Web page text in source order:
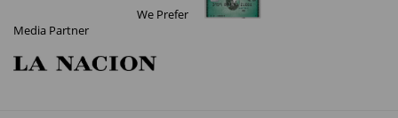
We Prefer
Media Partner